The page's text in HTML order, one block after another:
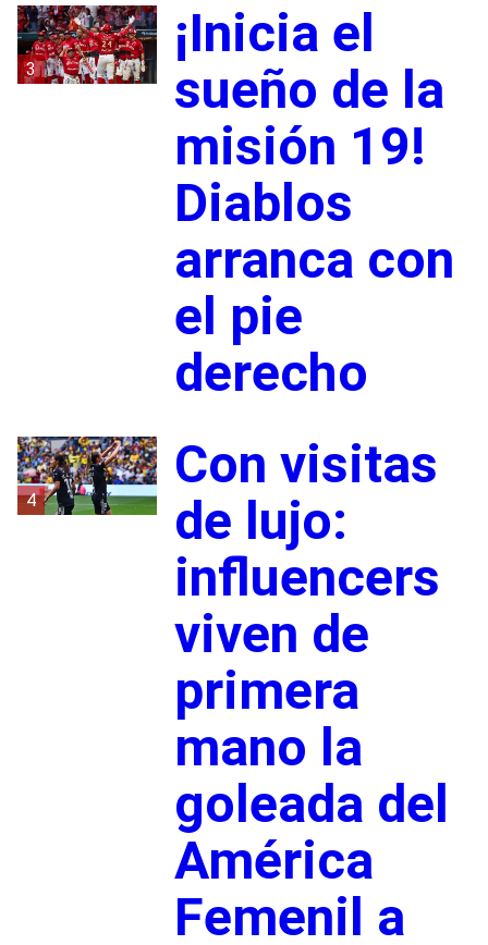
3
¡Inicia el
sueño de la
misión 19!
Diablos
arranca con
el pie
derecho
4
Con visitas
de lujo:
influencers
viven de
primera
mano la
goleada del
América
Femenil a